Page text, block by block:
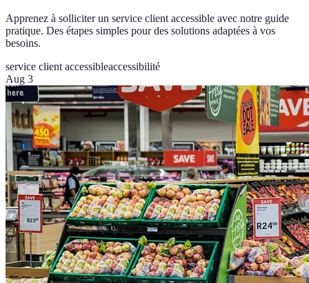
Apprenez à solliciter un service client accessible avec notre guide
pratique. Des étapes simples pour des solutions adaptées à vos
besoins.
service client accessibleaccessibilité
Aug 3